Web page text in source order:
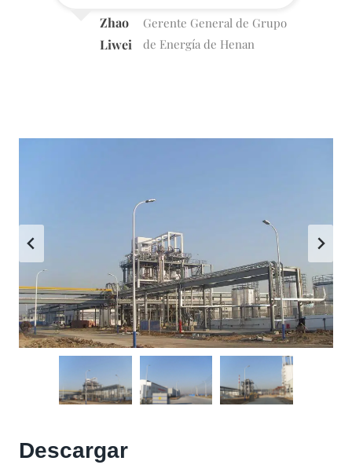
Zhao
Liwei
Gerente General de Grupo
de Energía de Henan
Descargar